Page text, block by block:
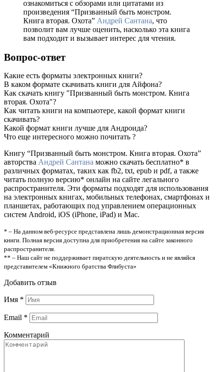
ознакомиться с обзорами или цитатами из
произведения “Призванный быть монстром.
Книга вторая. Охота” Андрей Сантана, что
позволит вам лучше оценить, насколько эта книга
вам подходит и вызывает интерес для чтения.
Вопрос-ответ
Какие есть форматы электронных книги?
В каком формате скачивать книги для Айфона?
Как скачать книгу "Призванный быть монстром. Книга
вторая. Охота"?
Как читать книги на компьютере, какой формат книги
скачивать?
Какой формат книги лучше для Андроида?
Что еще интересного можно почитать ?
Книгу “Призванный быть монстром. Книга вторая. Охота”
авторства Андрей Сантана можно скачать бесплатно* в
различных форматах, таких как fb2, txt, epub и pdf, а также
читать полную версию* онлайн на сайте легального
распространителя. Эти форматы подходят для использования
на электронных книгах, мобильных телефонах, смартфонах и
планшетах, работающих под управлением операционных
систем Android, iOS (iPhone, iPad) и Mac.
* – На данном веб-ресурсе представлена лишь демонстрационная версия
книги. Полная версия доступна для приобретения на сайте законного
распространителя.
** – Наш сайт не поддерживает пиратскую деятельность и не являйся
представителем «Книжного братства Флибуста»
Добавить отзыв
Имя *
Email *
Комментарий